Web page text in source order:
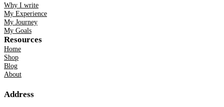
Why I write
My Experience
My Journey
My Goals
Resources
Home
Shop
Blog
About
Address